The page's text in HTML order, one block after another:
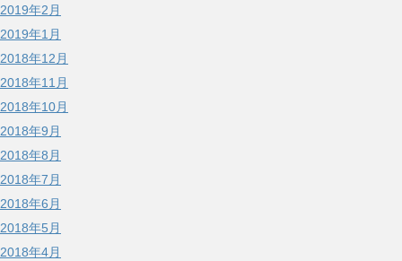
2019年2月
2019年1月
2018年12月
2018年11月
2018年10月
2018年9月
2018年8月
2018年7月
2018年6月
2018年5月
2018年4月